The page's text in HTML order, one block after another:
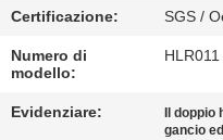
CONTATTACI
NOTIZIE
Certificazione: SGS /
Numero di
modello:
HLR011
Evidenziare: Il
gancio